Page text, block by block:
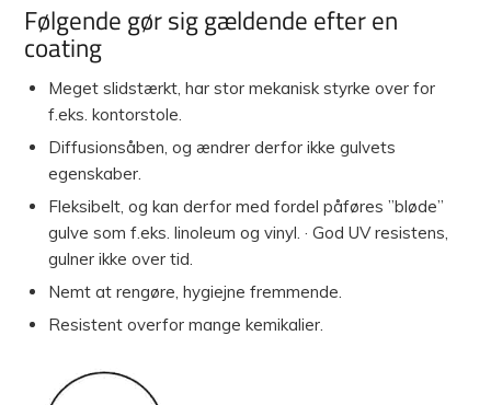
Følgende gør sig gældende efter en
coating
Meget slidstærkt, har stor mekanisk styrke over for
f.eks. kontorstole.
Diffusionsåben, og ændrer derfor ikke gulvets
egenskaber.
Fleksibelt, og kan derfor med fordel påføres ”bløde”
gulve som f.eks. linoleum og vinyl. · God UV resistens,
gulner ikke over tid.
Nemt at rengøre, hygiejne fremmende.
Resistent overfor mange kemikalier.